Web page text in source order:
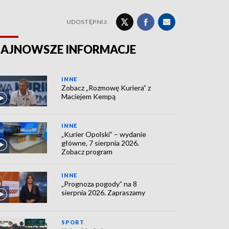
UDOSTĘPNIJ:
INFORMACJE
INNE
Zobacz „Rozmowę Kuriera” z
Maciejem Kempą
INNE
„Kurier Opolski” – wydanie
główne, 7 sierpnia 2026.
Zobacz program
INNE
„Prognoza pogody” na 8
sierpnia 2026. Zapraszamy
SPORT